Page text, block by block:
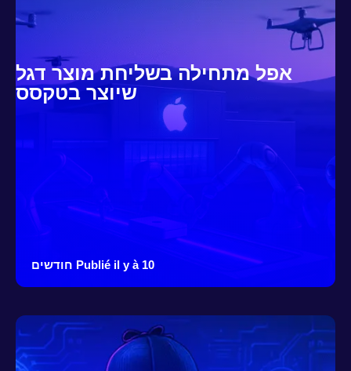
אפל מתחילה בשליחת מוצר דגל
שיוצר בטקסס
Publié il y à 10 חודשים